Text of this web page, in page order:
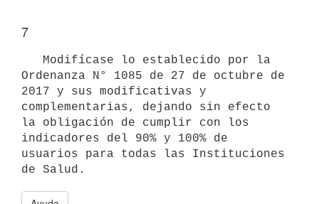
7
Ordenanza N° 1085 de 27 de octubre de
2017 y sus modificativas y
complementarias, dejando sin efecto
la obligación de cumplir con los
indicadores del 90% y 100% de
usuarios para todas las Instituciones